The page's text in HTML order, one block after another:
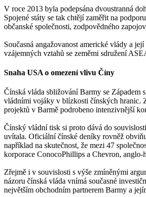
V roce 2013 byla podepsána dvoustranná
Spojené státy se tak chtějí zaměřit na
občanské společnosti, zodpovědného
Současná angažovanost americké vlády a
vzájemných vztahů se zeměmi sdružení
Snaha USA o omezení vlivu Číny
Čínská vláda sbližování Barmy se Západem
vládními vojáky v blízkosti čínských hranic.
projektů v Barmě podrobeno intenzivnější
Čínský vládní tisk si proto dává do
uvítala. Oficiální čínské deníky rovněž
například na skutečnost, že mezi 47
korporace ConocoPhillips a Chevron,
Zřejmě i v souvislosti s výše zmíněnými
názoru čínská vláda vnímá současné
největším obchodním partnerem Barmy a